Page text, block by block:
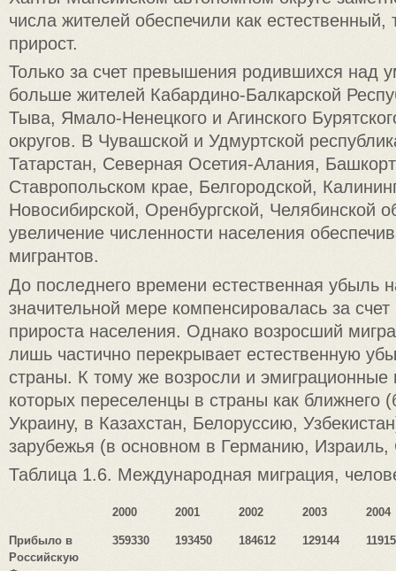
числа жителей обеспечили как естественный,
прирост.
Только за счет превышения родившихся над
больше жителей Кабардино-Балкарской
Тыва, Ямало-Ненецкого и Агинского
округов. В Чувашской и Удмуртской
Татарстан, Северная Осетия-Алания,
Ставропольском крае, Белгородской,
Новосибирской, Оренбургской, Челябинской
увеличение численности населения
мигрантов.
До последнего времени естественная убыль
значительной мере компенсировалась за счет
прироста населения. Однако возросший
лишь частично перекрывает естественную
страны. К тому же возросли и эмиграционные
которых переселенцы в страны как ближнего
Украину, в Казахстан, Белоруссию,
зарубежья (в основном в Германию,
Таблица 1.6. Международная миграция,
2000 2001 2002 2003 2004
Прибыло в
Российскую
359330 193450 184612 129144